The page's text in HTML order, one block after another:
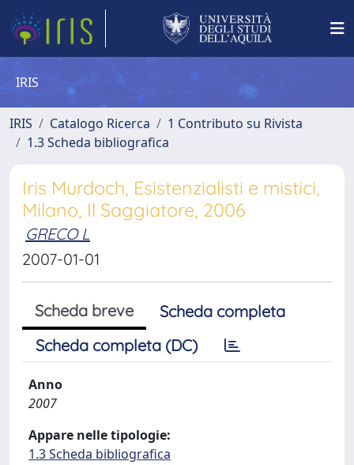
IRIS
IRIS Catalogo Ricerca
1 Contributo su Rivista
1.3 Scheda bibliografica
Iris Murdoch, Esistenzialisti e mistici,
Milano, Il Saggiatore, 2006
GRECO L
2007-01-01
Scheda breve
Scheda completa
Scheda completa (DC)
Anno
2007
Appare nelle tipologie:
1.3 Scheda bibliografica